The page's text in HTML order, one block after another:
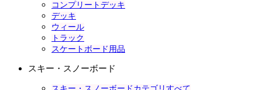
コンプリートデッキ
デッキ
ウィール
トラック
スケートボード用品
スキー・スノーボード